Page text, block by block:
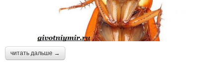
читать дальше →